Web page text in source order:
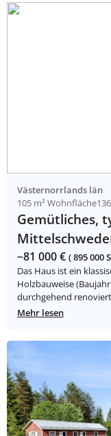
Västernorrlands län
105 m² Wohnfläche
Gemütliches,
~81 000 € ( 895 000
Das Haus ist ein
Holzbauweise
durchgehend
Mehr lesen